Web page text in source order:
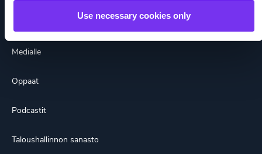
Use necessary cookies only
Medialle
Oppaat
Podcastit
Taloushallinnon sanasto